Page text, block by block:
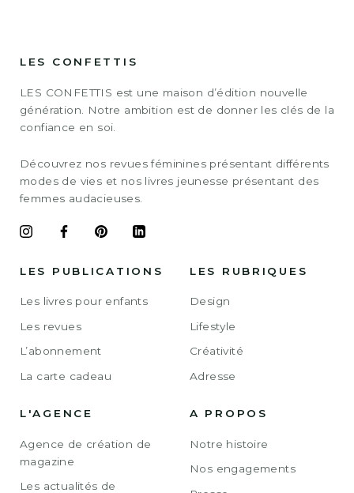
LES CONFETTIS
LES CONFETTIS est une maison d’édition nouvelle
génération. Notre ambition est de donner les clés de la
confiance en soi.
Découvrez nos revues féminines présentant différents
modes de vies et nos livres jeunesse présentant des
femmes audacieuses.
LES PUBLICATIONS
Les livres pour enfants
Les revues
L’abonnement
La carte cadeau
LES RUBRIQUES
Design
Lifestyle
Créativité
Adresse
L'AGENCE
Agence de création de
magazine
Les actualités de
A PROPOS
Notre histoire
Nos engagements